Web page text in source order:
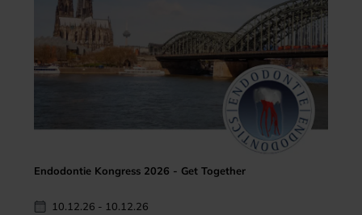
Endodontie Kongress 2026 - Get Together
10.12.26 - 10.12.26